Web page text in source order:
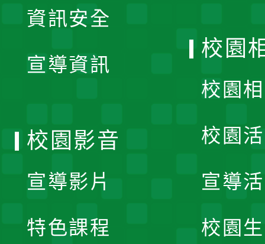
資訊安全
宣導資訊
校園
校園
校園
宣導
校園
校園影音
宣導影片
特色課程